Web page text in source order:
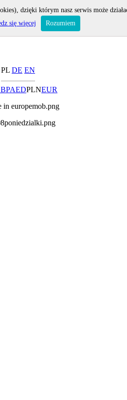
PL DE EN
AEDPLNEUR
dzięki którym nasz serwis może
się więcej Rozumiem